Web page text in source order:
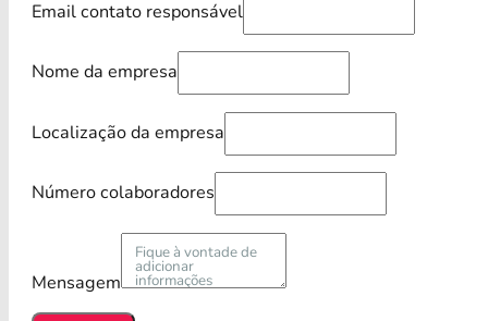
Email contato responsável
Nome da empresa
Localização da empresa
Número colaboradores
Mensagem